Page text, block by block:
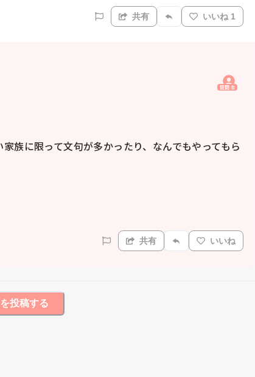
共有 いいね 1
質問主
族に限って文句が多かったり、なんでもやってもら
共有 いいね
投稿する